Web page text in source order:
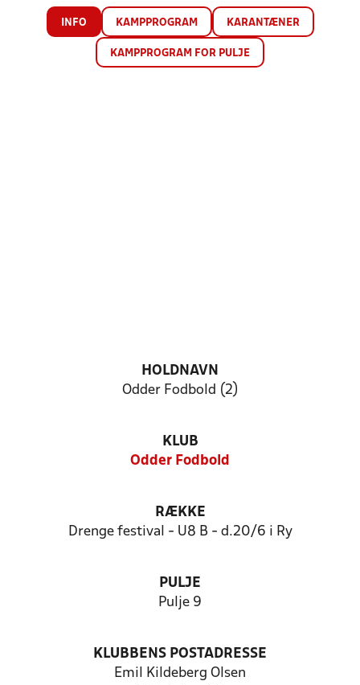
INFO KAMPPROGRAM KARANTÆNER
KAMPPROGRAM FOR PULJE
HOLDNAVN
Odder Fodbold (2)
KLUB
Odder Fodbold
RÆKKE
Drenge festival - U8 B - d.20/6 i Ry
PULJE
Pulje 9
KLUBBENS POSTADRESSE
Emil Kildeberg Olsen